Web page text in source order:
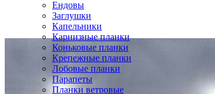
Ендовы
Заглушки
Капельники
Карнизные планки
Коньковые планки
Крепежные планки
Лобовые планки
Парапеты
Планки ветровые